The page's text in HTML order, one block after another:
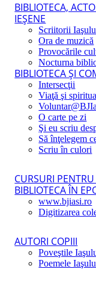
BIBLIOTECA,
IEŞENE
Scriitorii
Ora de muzică
Provocările
Nocturna
BIBLIOTECA ŞI
Intersecţii
Viaţă şi
O carte pe zi
Şi eu scriu
Să înţelegem
Scriu în culori
CURSURI
BIBLIOTECA ÎN
www.bjiasi.ro
Digitizarea
AUTORI COPIII
Poveştile
Poemele